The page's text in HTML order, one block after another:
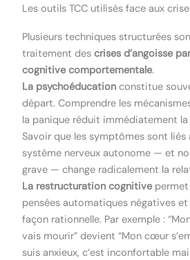
Les outils TCC utilisés face aux
Plusieurs techniques structurées
traitement descrises d’angoisse
cognitive comportementale.
La psychoéducation constitue
départ. Comprendre les
la panique réduit immédiatement la
Savoir que les symptômes sont liés
système nerveux autonome — et
grave — change radicalement la
La restructuration cognitivepermet
pensées automatiques négatives
façon rationnelle. Par exemple :
vais mourir” devient “Mon cœur
suis anxieux, c’est inconfortable